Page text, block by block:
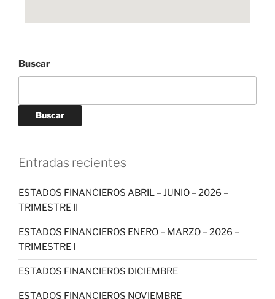
Buscar
Buscar
Entradas recientes
ESTADOS FINANCIEROS ABRIL – JUNIO – 2026 –
TRIMESTRE II
ESTADOS FINANCIEROS ENERO – MARZO – 2026 –
TRIMESTRE I
ESTADOS FINANCIEROS DICIEMBRE
ESTADOS FINANCIEROS NOVIEMBRE